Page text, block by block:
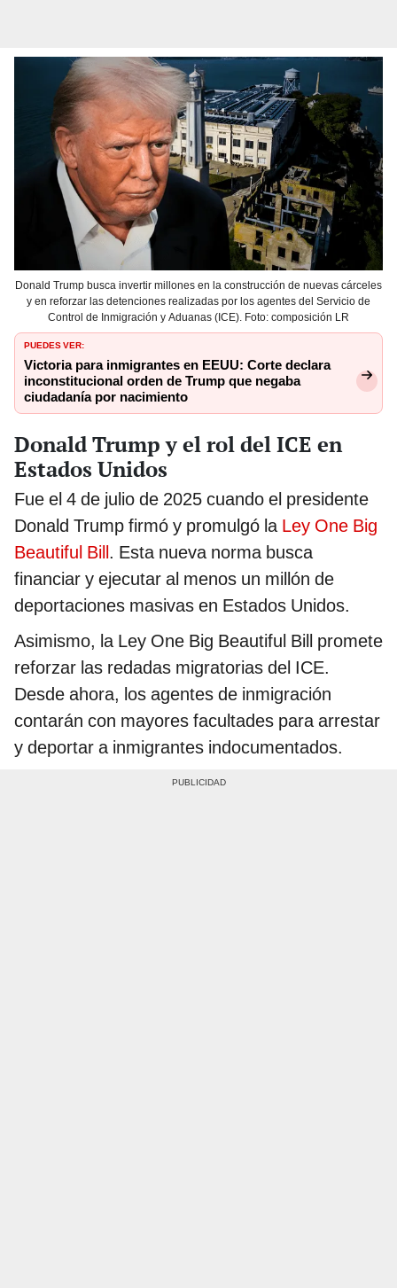
Donald Trump busca invertir millones en la construcción de nuevas cárceles
y en reforzar las detenciones realizadas por los agentes del Servicio de
Control de Inmigración y Aduanas (ICE). Foto: composición LR
PUEDES VER:
Victoria para inmigrantes en EEUU: Corte declara
inconstitucional orden de Trump que negaba
ciudadanía por nacimiento
Donald Trump y el rol del ICE en
Estados Unidos
Fue el 4 de julio de 2025 cuando el presidente
Donald Trump firmó y promulgó la Ley One Big
Beautiful Bill. Esta nueva norma busca
financiar y ejecutar al menos un millón de
deportaciones masivas en Estados Unidos.
Asimismo, la Ley One Big Beautiful Bill promete
reforzar las redadas migratorias del ICE.
Desde ahora, los agentes de inmigración
contarán con mayores facultades para arrestar
y deportar a inmigrantes indocumentados.